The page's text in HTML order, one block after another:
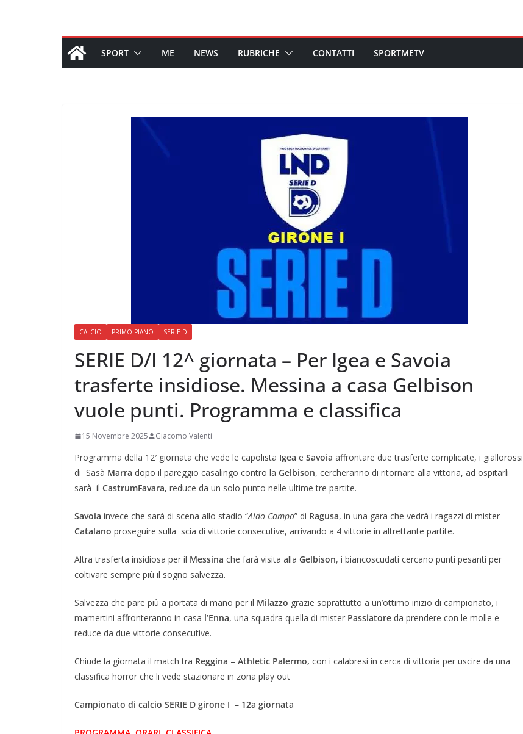
SPORT ME NEWS RUBRICHE CONTATTI SPORTMETV
CALCIO PRIMO PIANO SERIE D
SERIE D/I 12^ giornata – Per Igea e Savoia
trasferte insidiose. Messina a casa Gelbison
vuole punti. Programma e classifica
15 Novembre 2025 Giacomo Valenti
Programma della 12′ giornata che vede le capolista Igea e Savoia affrontare due trasferte complicate, i giallorossi
di Sasà Marra dopo il pareggio casalingo contro la Gelbison, cercheranno di ritornare alla vittoria, ad ospitarli
sarà il CastrumFavara, reduce da un solo punto nelle ultime tre partite.
Savoia invece che sarà di scena allo stadio “Aldo Campo” di Ragusa, in una gara che vedrà i ragazzi di mister
Catalano proseguire sulla scia di vittorie consecutive, arrivando a 4 vittorie in altrettante partite.
Altra trasferta insidiosa per il Messina che farà visita alla Gelbison, i biancoscudati cercano punti pesanti per
coltivare sempre più il sogno salvezza.
Salvezza che pare più a portata di mano per il Milazzo grazie soprattutto a un’ottimo inizio di campionato, i
mamertini affronteranno in casa l’Enna, una squadra quella di mister Passiatore da prendere con le molle e
reduce da due vittorie consecutive.
Chiude la giornata il match tra Reggina – Athletic Palermo, con i calabresi in cerca di vittoria per uscire da una
classifica horror che li vede stazionare in zona play out
Campionato di calcio SERIE D girone I – 12a giornata